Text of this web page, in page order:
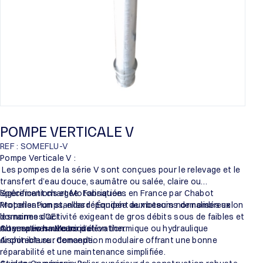
POMPE VERTICALE V
REF : SOMEFLU-V
Pompe Verticale V :
Les pompes de la série V sont conçues pour le relevage et le
transfert d’eau douce, saumâtre ou salée, claire ou
légèrement chargée. Fabriquées en France par Chabot
Propeller Pumps, elles répondent aux besoins de nombreux
domaines d’activité exigeant de gros débits sous de faibles et
moyennes hauteurs d’élévation.
Spécifications et Motorisation :
Motorisation standard : Équipée de moteurs normalisés selon
les normes CEI.
Alternatives : Motorisation thermique ou hydraulique
disponible sur demande.
Conception mécanique :
Architecture : Conception modulaire offrant une bonne
réparabilité et une maintenance simplifiée.